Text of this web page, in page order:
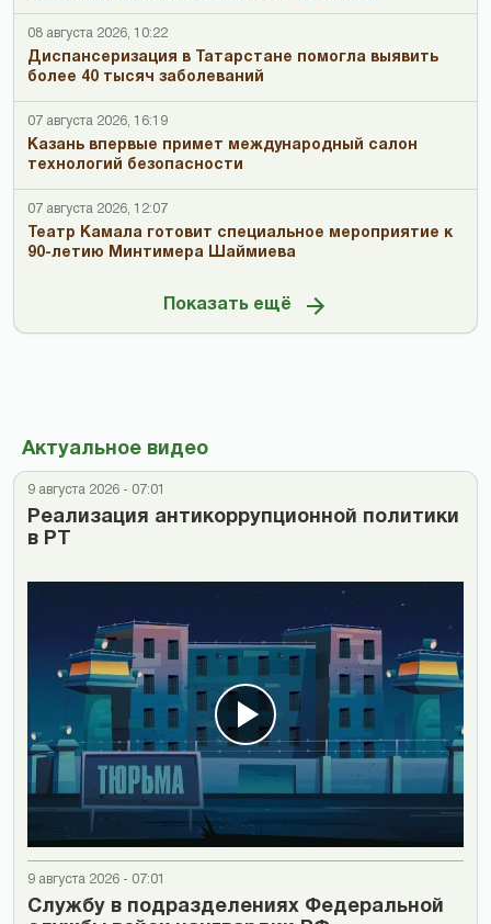
08 августа 2026, 10:22
Диспансеризация в Татарстане помогла выявить
более 40 тысяч заболеваний
07 августа 2026, 16:19
Казань впервые примет международный салон
технологий безопасности
07 августа 2026, 12:07
Театр Камала готовит специальное мероприятие к
90-летию Минтимера Шаймиева
Показать ещё
Актуальное видео
9 августа 2026 - 07:01
Реализация антикоррупционной политики
в РТ
9 августа 2026 - 07:01
Cлужбу в подразделениях Федеральной